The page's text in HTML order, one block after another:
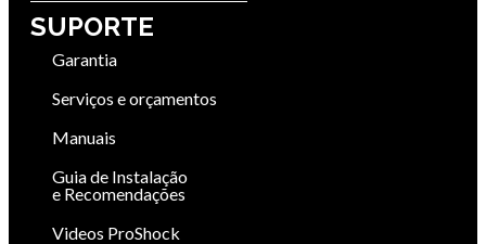
SUPORTE
Garantia
Serviços e orçamentos
Manuais
Guia de Instalação
e Recomendações
Videos ProShock